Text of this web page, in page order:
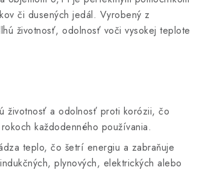
či dusených jedál. Vyrobený z
životnosť, odolnosť voči vysokej teplote
životnosť a odolnosť proti korózii, čo
každodenného používania.
teplo, čo šetrí energiu a zabraňuje
plynových, elektrických alebo